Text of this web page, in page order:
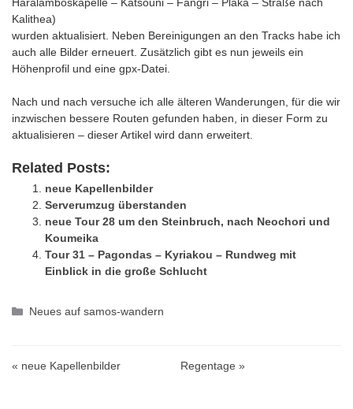
Kalithea)
wurden aktualisiert. Neben Bereinigungen an den Tracks habe ich
auch alle Bilder erneuert. Zusätzlich gibt es nun jeweils ein
Höhenprofil und eine gpx-Datei.
Nach und nach versuche ich alle älteren Wanderungen, für die wir
inzwischen bessere Routen gefunden haben, in dieser Form zu
aktualisieren – dieser Artikel wird dann erweitert.
Related Posts:
neue Kapellenbilder
Serverumzug überstanden
neue Tour 28 um den Steinbruch, nach Neochori und
Koumeika
Tour 31 – Pagondas – Kyriakou – Rundweg mit
Einblick in die große Schlucht
Kategorien
Neues auf samos-wandern
« neue Kapellenbilder Regentage »